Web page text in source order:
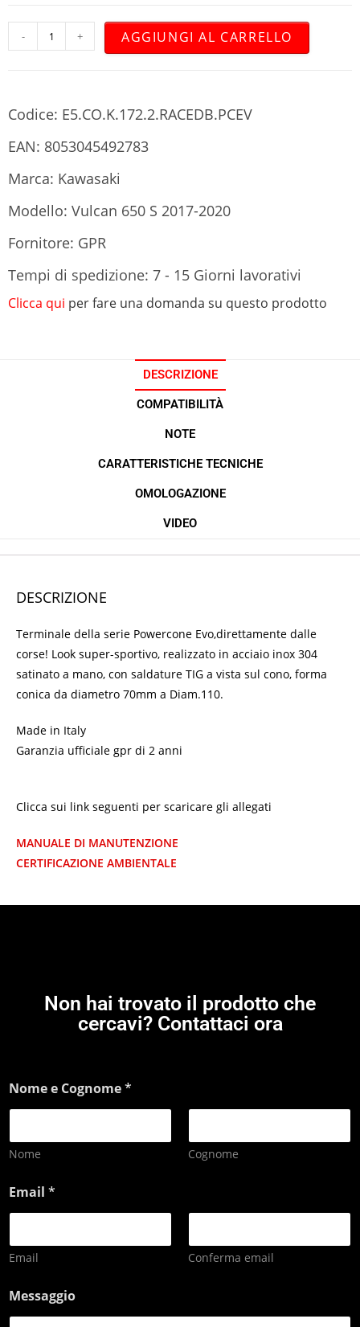
- + AGGIUNGI AL CARRELLO
Codice: E5.CO.K.172.2.RACEDB.PCEV
EAN: 8053045492783
Marca: Kawasaki
Modello: Vulcan 650 S 2017-2020
Fornitore: GPR
Tempi di spedizione: 7 - 15 Giorni lavorativi
Clicca qui per fare una domanda su questo prodotto
DESCRIZIONE
COMPATIBILITÀ
NOTE
CARATTERISTICHE TECNICHE
OMOLOGAZIONE
VIDEO
DESCRIZIONE
Terminale della serie Powercone Evo,direttamente dalle
corse! Look super-sportivo, realizzato in acciaio inox 304
satinato a mano, con saldature TIG a vista sul cono, forma
conica da diametro 70mm a Diam.110.
Made in Italy
Garanzia ufficiale gpr di 2 anni
Clicca sui link seguenti per scaricare gli allegati
MANUALE DI MANUTENZIONE
CERTIFICAZIONE AMBIENTALE
Non hai trovato il prodotto che
cercavi? Contattaci ora
Nome e Cognome*
Nome Cognome
Email *
Email Conferma email
Messaggio